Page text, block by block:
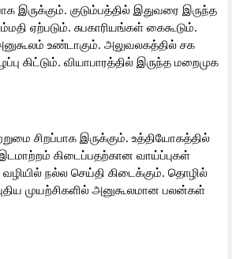
இருக்கும். குடும்பத்தில் இதுவரை இருந்த
ஏற்படும். சுபகாரியங்கள் கைகூடும்.
உண்டாகும். அலுவலகத்தில் சக
கிட்டும். வியாபாரத்தில் இருந்த மறைமுக
சிறப்பாக இருக்கும். உத்தியோகத்தில்
இடமாற்றம் கிடைப்பதற்கான வாய்ப்புகள்
நல்ல செய்தி கிடைக்கும். தொழில்
முயற்சிகளில் அனுகூலமான பலன்கள்